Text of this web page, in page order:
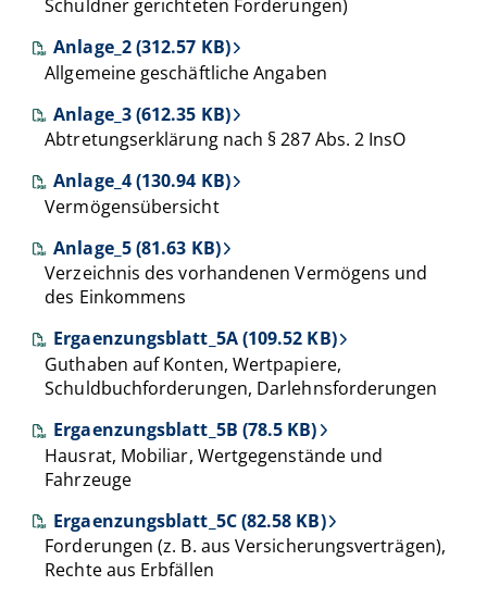
Schuldner gerichteten Forderungen)
Anlage_2 (312.57 KB)
Allgemeine geschäftliche Angaben
Anlage_3 (612.35 KB)
Abtretungserklärung nach § 287 Abs. 2 InsO
Anlage_4 (130.94 KB)
Vermögensübersicht
Anlage_5 (81.63 KB)
Verzeichnis des vorhandenen Vermögens und
des Einkommens
Ergaenzungsblatt_5A (109.52 KB)
Guthaben auf Konten, Wertpapiere,
Schuldbuchforderungen, Darlehnsforderungen
Ergaenzungsblatt_5B (78.5 KB)
Hausrat, Mobiliar, Wertgegenstände und
Fahrzeuge
Ergaenzungsblatt_5C (82.58 KB)
Forderungen (z. B. aus Versicherungsverträgen),
Rechte aus Erbfällen